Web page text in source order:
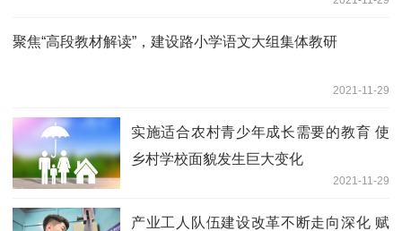
聚焦“高段教材解读”，建设路小学语文大组集体教研
2021-11-29
实施适合农村青少年成长需要的教育 使
乡村学校面貌发生巨大变化
2021-11-29
产业工人队伍建设改革不断走向深化 赋